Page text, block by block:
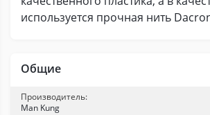
используется прочная нить
Общие
Производитель:
Man Kung